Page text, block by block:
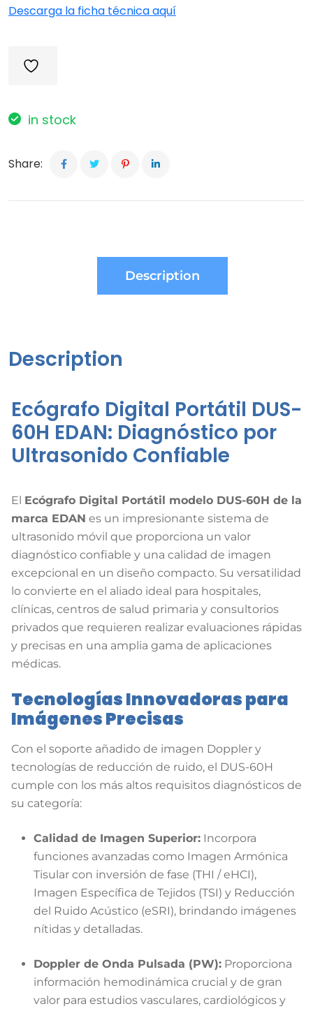
Descarga la ficha técnica aquí
in stock
Share:
Description
Description
Ecógrafo Digital Portátil DUS-
60H EDAN: Diagnóstico por
Ultrasonido Confiable
El Ecógrafo Digital Portátil modelo DUS-60H de la
marca EDAN es un impresionante sistema de
ultrasonido móvil que proporciona un valor
diagnóstico confiable y una calidad de imagen
excepcional en un diseño compacto. Su versatilidad
lo convierte en el aliado ideal para hospitales,
clínicas, centros de salud primaria y consultorios
privados que requieren realizar evaluaciones rápidas
y precisas en una amplia gama de aplicaciones
médicas.
Tecnologías Innovadoras para
Imágenes Precisas
Con el soporte añadido de imagen Doppler y
tecnologías de reducción de ruido, el DUS-60H
cumple con los más altos requisitos diagnósticos de
su categoría:
Calidad de Imagen Superior: Incorpora
funciones avanzadas como Imagen Armónica
Tisular con inversión de fase (THI / eHCI),
Imagen Específica de Tejidos (TSI) y Reducción
del Ruido Acústico (eSRI), brindando imágenes
nítidas y detalladas.
Doppler de Onda Pulsada (PW): Proporciona
información hemodinámica crucial y de gran
valor para estudios vasculares, cardiológicos y